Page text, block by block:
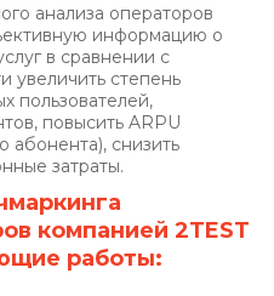
анализа операторов
информацию о
в сравнении с
увеличить степень
пользователей,
повысить ARPU
абонента), снизить
затраты.
компанией 2TEST
работы: